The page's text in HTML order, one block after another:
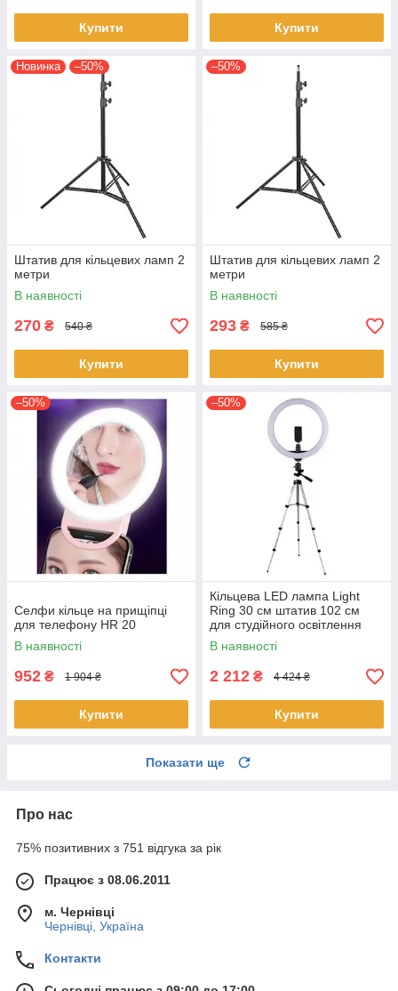
Купити Купити
Новинка –50%
Штатив для кільцевих ламп 2
метри
В наявності
270 ₴ 540 ₴
Купити
–50%
Штатив для кільцевих ламп 2
метри
В наявності
293 ₴ 585 ₴
Купити
–50%
Селфи кільце на прищіпці
для телефону HR 20
В наявності
952 ₴ 1 904 ₴
Купити
–50%
Кільцева LED лампа Light
Ring 30 см штатив 102 см
для студійного освітлення
В наявності
2 212 ₴ 4 424 ₴
Купити
Показати ще
Про нас
75% позитивних з 751 відгука за рік
Працює з 08.06.2011
м. Чернівці
Чернівці, Україна
Контакти